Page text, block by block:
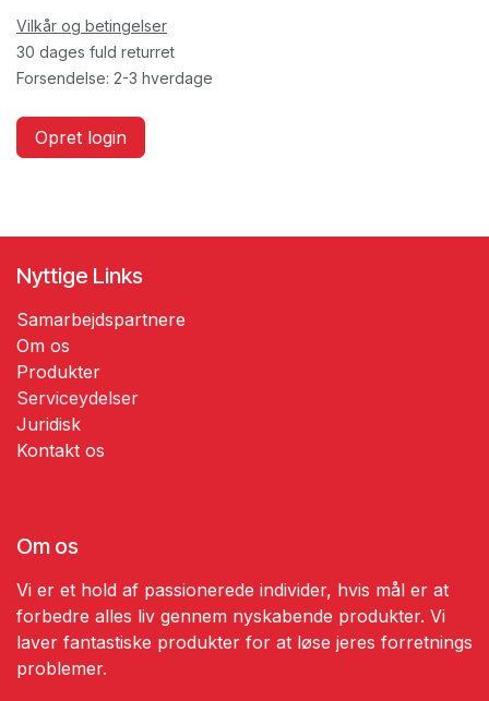
Vilkår og betingelser
30 dages fuld returret
Forsendelse: 2-3 hverdage
Opret login
Nyttige Links
Samarbejdspartnere
Om os
Produkter
Serviceydelser
​​Juridisk
​Kontakt os
Om os
Vi er et hold af passionerede individer, hvis mål er at
forbedre alles liv gennem nyskabende produkter. Vi
laver fantastiske produkter for at løse jeres forretnings
problemer.